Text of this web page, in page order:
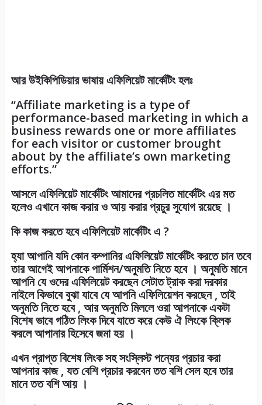
আর উইকিপিডিয়ার ভাষায় এফিলিয়েট মার্কেটিং হলঃ
“Affiliate marketing is a type of
performance-based marketing in which a
business rewards one or more affiliates
for each visitor or customer brought
about by the affiliate’s own marketing
efforts.”
আসলে এফিলিয়েট মার্কেটিং আমাদের প্রচলিত মার্কেটিং এর মত
হলেও এখানে কাজ করার ও আয় করার প্রচুর সুযোগ রয়েছে ।
কি কাজ করতে হবে এফিলিয়েট মার্কেটিং এ ?
হ্যা আপানি যদি কোন কম্পানির এফিলিয়েট মার্কেটিং করতে চান তবে
তার আগেই আপনাকে পার্মিশন/অনুমতি নিতে হবে । অনুমতি মানে
আপনি যে ওদের এফিলিয়েট করছেন সেটাত ট্রাক করা দরকার
নাইলে কিভাবে বুঝা যাবে যে আপনি এফিলিয়েশন করছেন , তাই
অনুমতি নিতে হবে , আর অনুমতি মিললে ওরা আপনাকে একটা
বিশেষ ভাবে গঠিত লিংক দিবে যাতে করে কেউ ঐ লিংকে ক্লিক
করলে আপানার হিসেবে জমা হয় ।
এখন প্রাপ্ত বিশেষ লিংক সহ সংস্লিস্ট পন্যের প্রচার করা
আপনার কাজ , যত বেশি প্রচার করবেন তত বশি সেল হবে তার
মানে তত বশি আয় ।